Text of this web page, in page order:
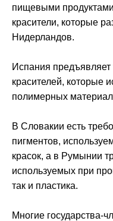
пищевыми
красители, которые
Нидерландов.
Испания предъявляет
красителей, которые
полимерных
В Словакии есть
пигментов,
красок, а в Румынии
используемых при
так и пластика.
Многие государства-